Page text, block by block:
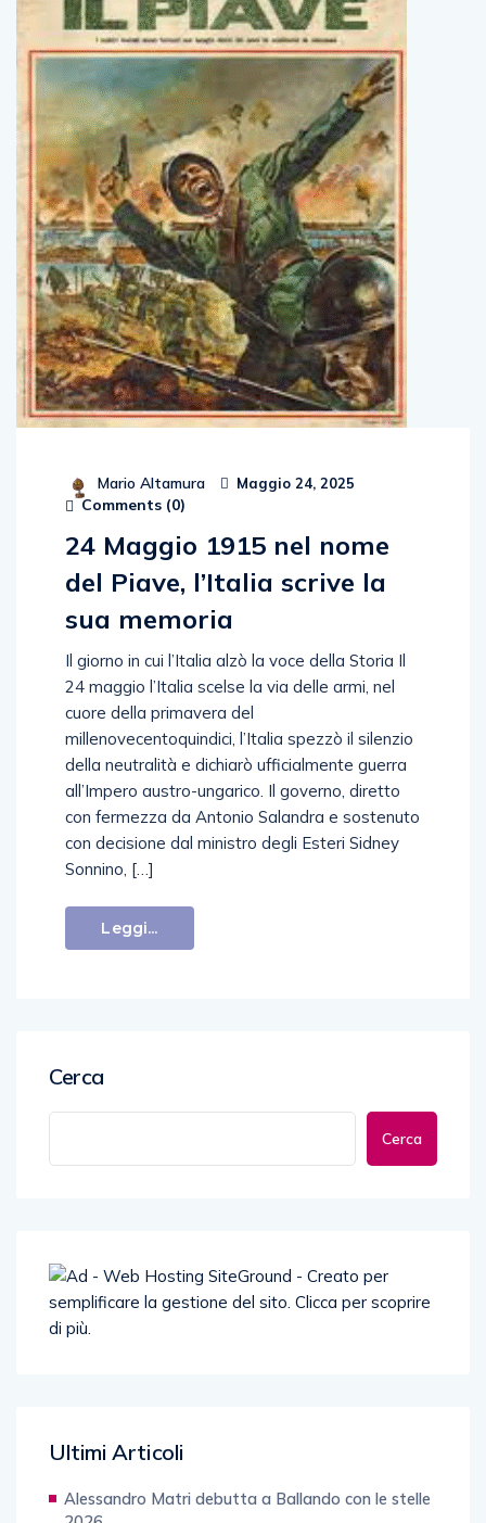
Mario Altamura Maggio 24, 2025
Comments (0)
24 Maggio 1915 nel nome
del Piave, l’Italia scrive la
sua memoria
Il giorno in cui l’Italia alzò la voce della Storia Il
24 maggio l’Italia scelse la via delle armi, nel
cuore della primavera del
millenovecentoquindici, l’Italia spezzò il silenzio
della neutralità e dichiarò ufficialmente guerra
all’Impero austro-ungarico. Il governo, diretto
con fermezza da Antonio Salandra e sostenuto
con decisione dal ministro degli Esteri Sidney
Sonnino, […]
Leggi...
Cerca
Cerca
Ultimi Articoli
Alessandro Matri debutta a Ballando con le stelle